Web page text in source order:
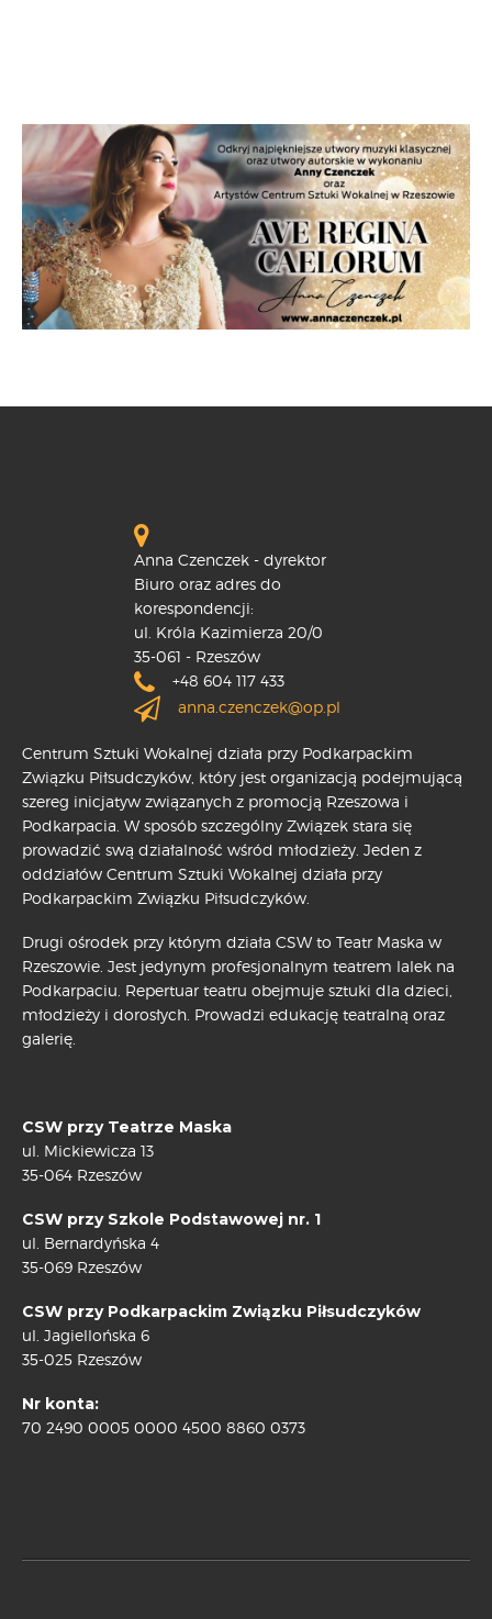
Anna Czenczek - dyrektor
Biuro oraz adres do
korespondencji:
ul. Króla Kazimierza 20/0
35-061 - Rzeszów
+48 604 117 433
anna.czenczek@op.pl
Centrum Sztuki Wokalnej działa przy Podkarpackim
Związku Piłsudczyków, który jest organizacją podejmującą
szereg inicjatyw związanych z promocją Rzeszowa i
Podkarpacia. W sposób szczególny Związek stara się
prowadzić swą działalność wśród młodzieży. Jeden z
oddziałów Centrum Sztuki Wokalnej działa przy
Podkarpackim Związku Piłsudczyków.
Drugi ośrodek przy którym działa CSW to Teatr Maska w
Rzeszowie. Jest jedynym profesjonalnym teatrem lalek na
Podkarpaciu. Repertuar teatru obejmuje sztuki dla dzieci,
młodzieży i dorosłych. Prowadzi edukację teatralną oraz
galerię.
CSW przy Teatrze Maska
ul. Mickiewicza 13
35-064 Rzeszów
CSW przy Szkole Podstawowej nr. 1
ul. Bernardyńska 4
35-069 Rzeszów
CSW przy Podkarpackim Związku Piłsudczyków
ul. Jagiellońska 6
35-025 Rzeszów
Nr konta:
70 2490 0005 0000 4500 8860 0373